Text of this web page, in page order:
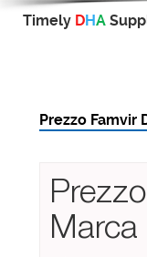
Timely DHA
Prezzo Famvir
Marca